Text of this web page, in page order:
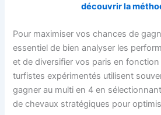
découvrir la
Pour maximiser vos chances de
essentiel de bien analyser les
et de diversifier vos paris en
turfistes expérimentés utilisent
gagner au multi en 4 en
de chevaux stratégiques pour